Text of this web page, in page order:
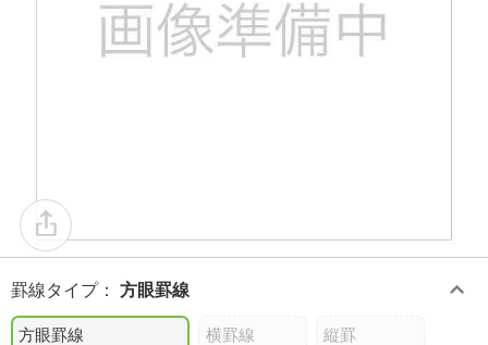
罫線タイプ： 方眼罫線
方眼罫線 横罫線 縦罫